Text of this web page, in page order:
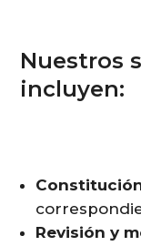
Nuestros
incluyen:
Revisión y